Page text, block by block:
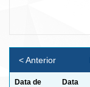
< Anterior
Data de
Data